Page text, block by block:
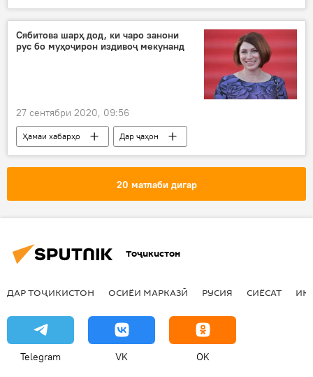
Иқтисод
маош қарздиҳӣ
Сябитова шарҳ дод, ки чаро занони
рус бо муҳоҷирон издивоҷ мекунанд
27 сентябри 2020, 09:56
Ҳамаи хабарҳо
Дар ҷаҳон
Муҳоҷират
издивоҷ Дар Русия
20 матлаби дигар
Тоҷикистон
ДАР ТОҶИКИСТОН ОСИЁИ МАРКАЗӢ РУСИЯ СИЁСАТ
Telegram VK OK